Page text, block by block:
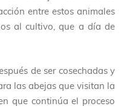
entre estos animales
al cultivo, que a día de
de ser cosechadas y
las abejas que visitan la
que continúa el proceso